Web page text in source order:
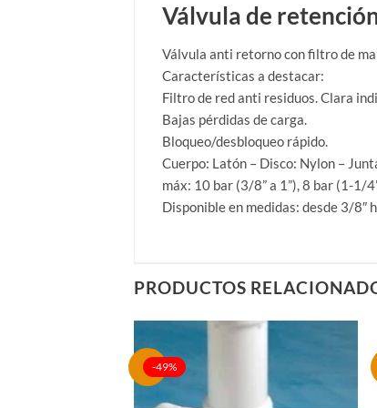
Válvula de
Válvula anti retorno con filtro de
Características a destacar:
Filtro de red anti residuos. Clara
Bajas pérdidas de carga.
Bloqueo/desbloqueo rápido.
Cuerpo: Latón – Disco: Nylon –
máx: 10 bar (3/8” a 1”), 8 bar (1-1/
Disponible en medidas: desde 3/8″
PRODUCTOS
-49%